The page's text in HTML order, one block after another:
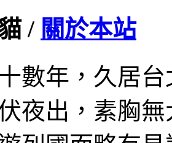
/ 關於本站
數年，久居
夜出，素胸